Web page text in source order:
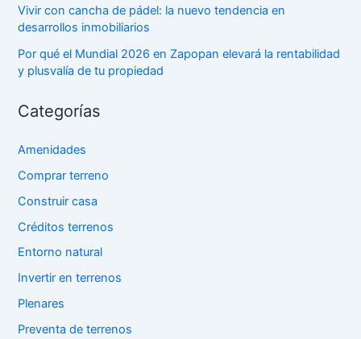
Vivir con cancha de pádel: la nuevo tendencia en
desarrollos inmobiliarios
Por qué el Mundial 2026 en Zapopan elevará la rentabilidad
y plusvalía de tu propiedad
Categorías
Amenidades
Comprar terreno
Construir casa
Créditos terrenos
Entorno natural
Invertir en terrenos
Plenares
Preventa de terrenos